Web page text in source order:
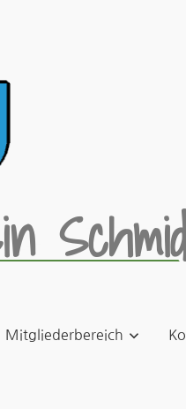
Mitgliederbereich